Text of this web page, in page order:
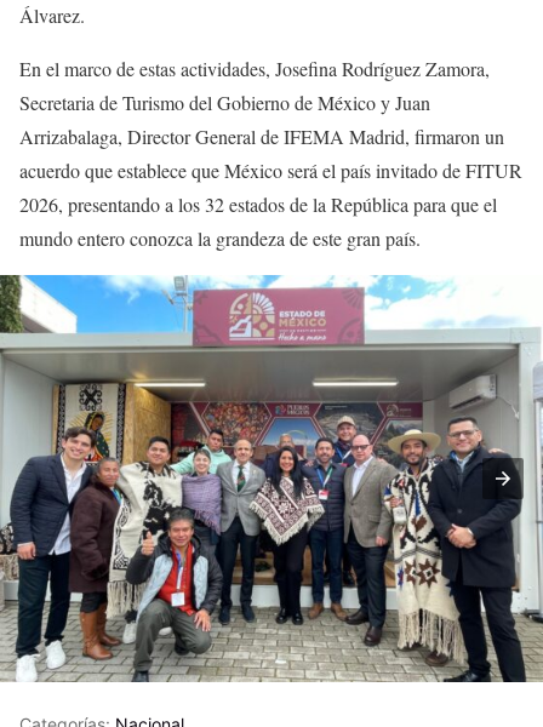
Álvarez.
En el marco de estas actividades, Josefina Rodríguez Zamora,
Secretaria de Turismo del Gobierno de México y Juan
Arrizabalaga, Director General de IFEMA Madrid, firmaron un
acuerdo que establece que México será el país invitado de FITUR
2026, presentando a los 32 estados de la República para que el
mundo entero conozca la grandeza de este gran país.